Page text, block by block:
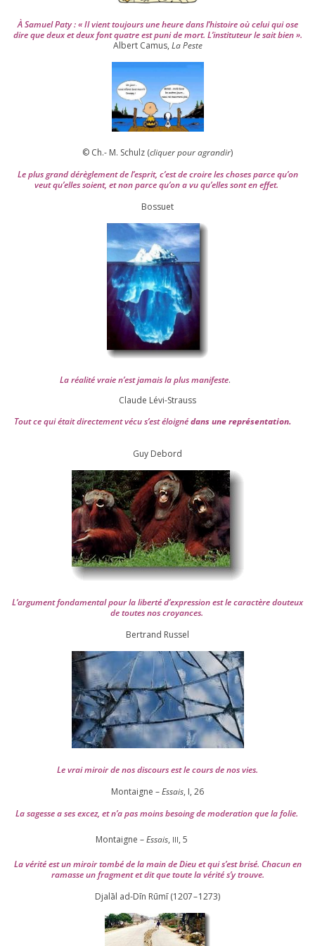
À Samuel Paty : « Il vient tou­jours une heure dans l’his­toire où celui qui ose
dire que deux et deux font quatre est puni de mort. L’instituteur le sait bien ».
Albert Camus, La Peste
© Ch.- M. Schulz (cli­quer pour agran­dir)
Le plus grand dérè­gle­ment de l’es­prit, c’est de croire les choses parce qu’on
veut qu’elles soient, et non parce qu’on a vu qu’elles sont en effet.
Bossuet
La réa­lité vraie n’est jamais la plus mani­feste.
Claude Lévi-Strauss
Tout ce qui était direc­te­ment vécu s’est éloi­gnédans une repré­sen­ta­tion.
Guy Debord
L’argument fon­da­men­tal pour la liber­té d’expression est le carac­tère dou­teux
de toutes nos croyances.
Ber­trand Russel
Le vrai miroir de nos dis­cours est le cours de nos vies.
Montaigne –Essais, I, 26
La sagesse a ses excez, et n’a pas moins besoing de mode­ra­tion que la folie.
Montaigne –Essais, III, 5
La véri­té est un miroir tom­bé de la main de Dieu et qui s’est bri­sé. Chacun en
ramasse un frag­ment et dit que toute la véri­té s’y trouve.
Djalāl ad-Dīn Rūmī (1207–1273)